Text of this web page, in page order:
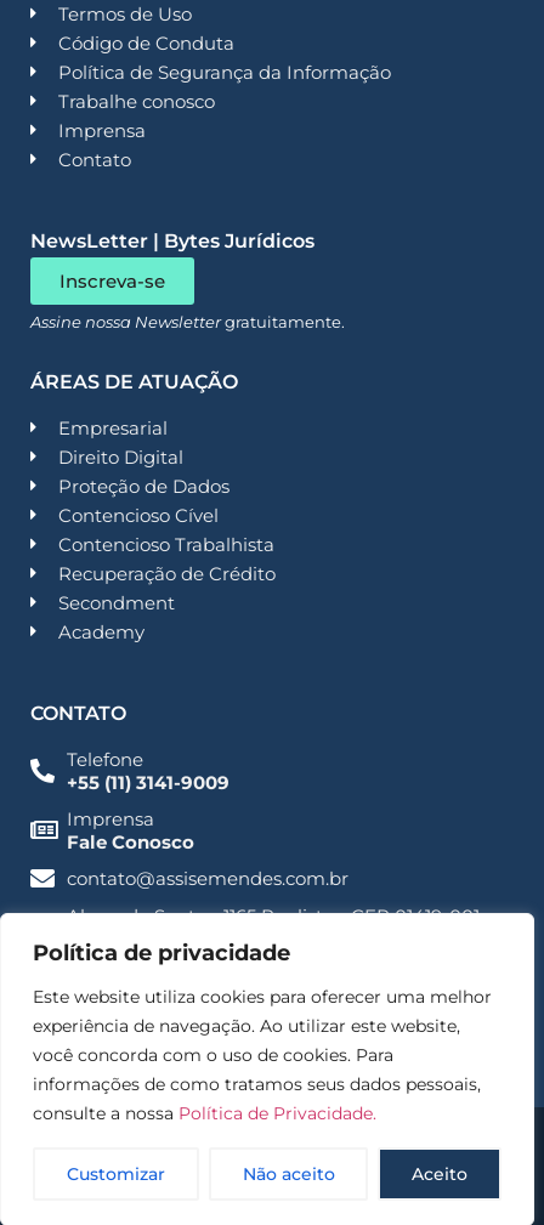
Política de privacidade
Este website utiliza cookies para oferecer uma melhor
experiência de navegação. Ao utilizar este website,
você concorda com o uso de cookies. Para
informações de como tratamos seus dados pessoais,
consulte a nossa Política de Privacidade.
Customizar Não aceito Aceito
Termos de Uso
Código de Conduta
Política de Segurança da Informação
Trabalhe conosco
Imprensa
Contato
NewsLetter | Bytes Jurídicos
Inscreva-se
Assine nossa Newslettergratuitamente.
ÁREAS DE ATUAÇÃO
Empresarial
Direito Digital
Proteção de Dados
Contencioso Cível
Contencioso Trabalhista
Recuperação de Crédito
Secondment
Academy
CONTATO
Telefone
+55 (11) 3141-9009
Imprensa
Fale Conosco
contato@assisemendes.com.br
Alameda Santos, 1165 Paulista - CEP 01419-001 -
SP
© 2025 – Assis e Mendes Direito digital, Empresarial e
Proteção de dados